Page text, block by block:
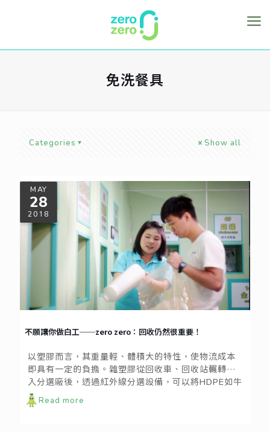
免洗餐具
Categories Show all
MAY
28
2018
不願讓你做白工──zero zero：回收仍然很重要！
以塑膠而言，其重量輕、體積大的特性，使物流成本
即具有一定的負擔。雜塑膠從回收車、回收站輾轉進
入分選廠後，透過紅外線分選設備，可以將HDPE如牛
奶罐、PP如手搖杯、PET如寶特瓶、PS如養樂多瓶等
容器類塑膠分出，進一步交由處理廠再造。相較之
Read more